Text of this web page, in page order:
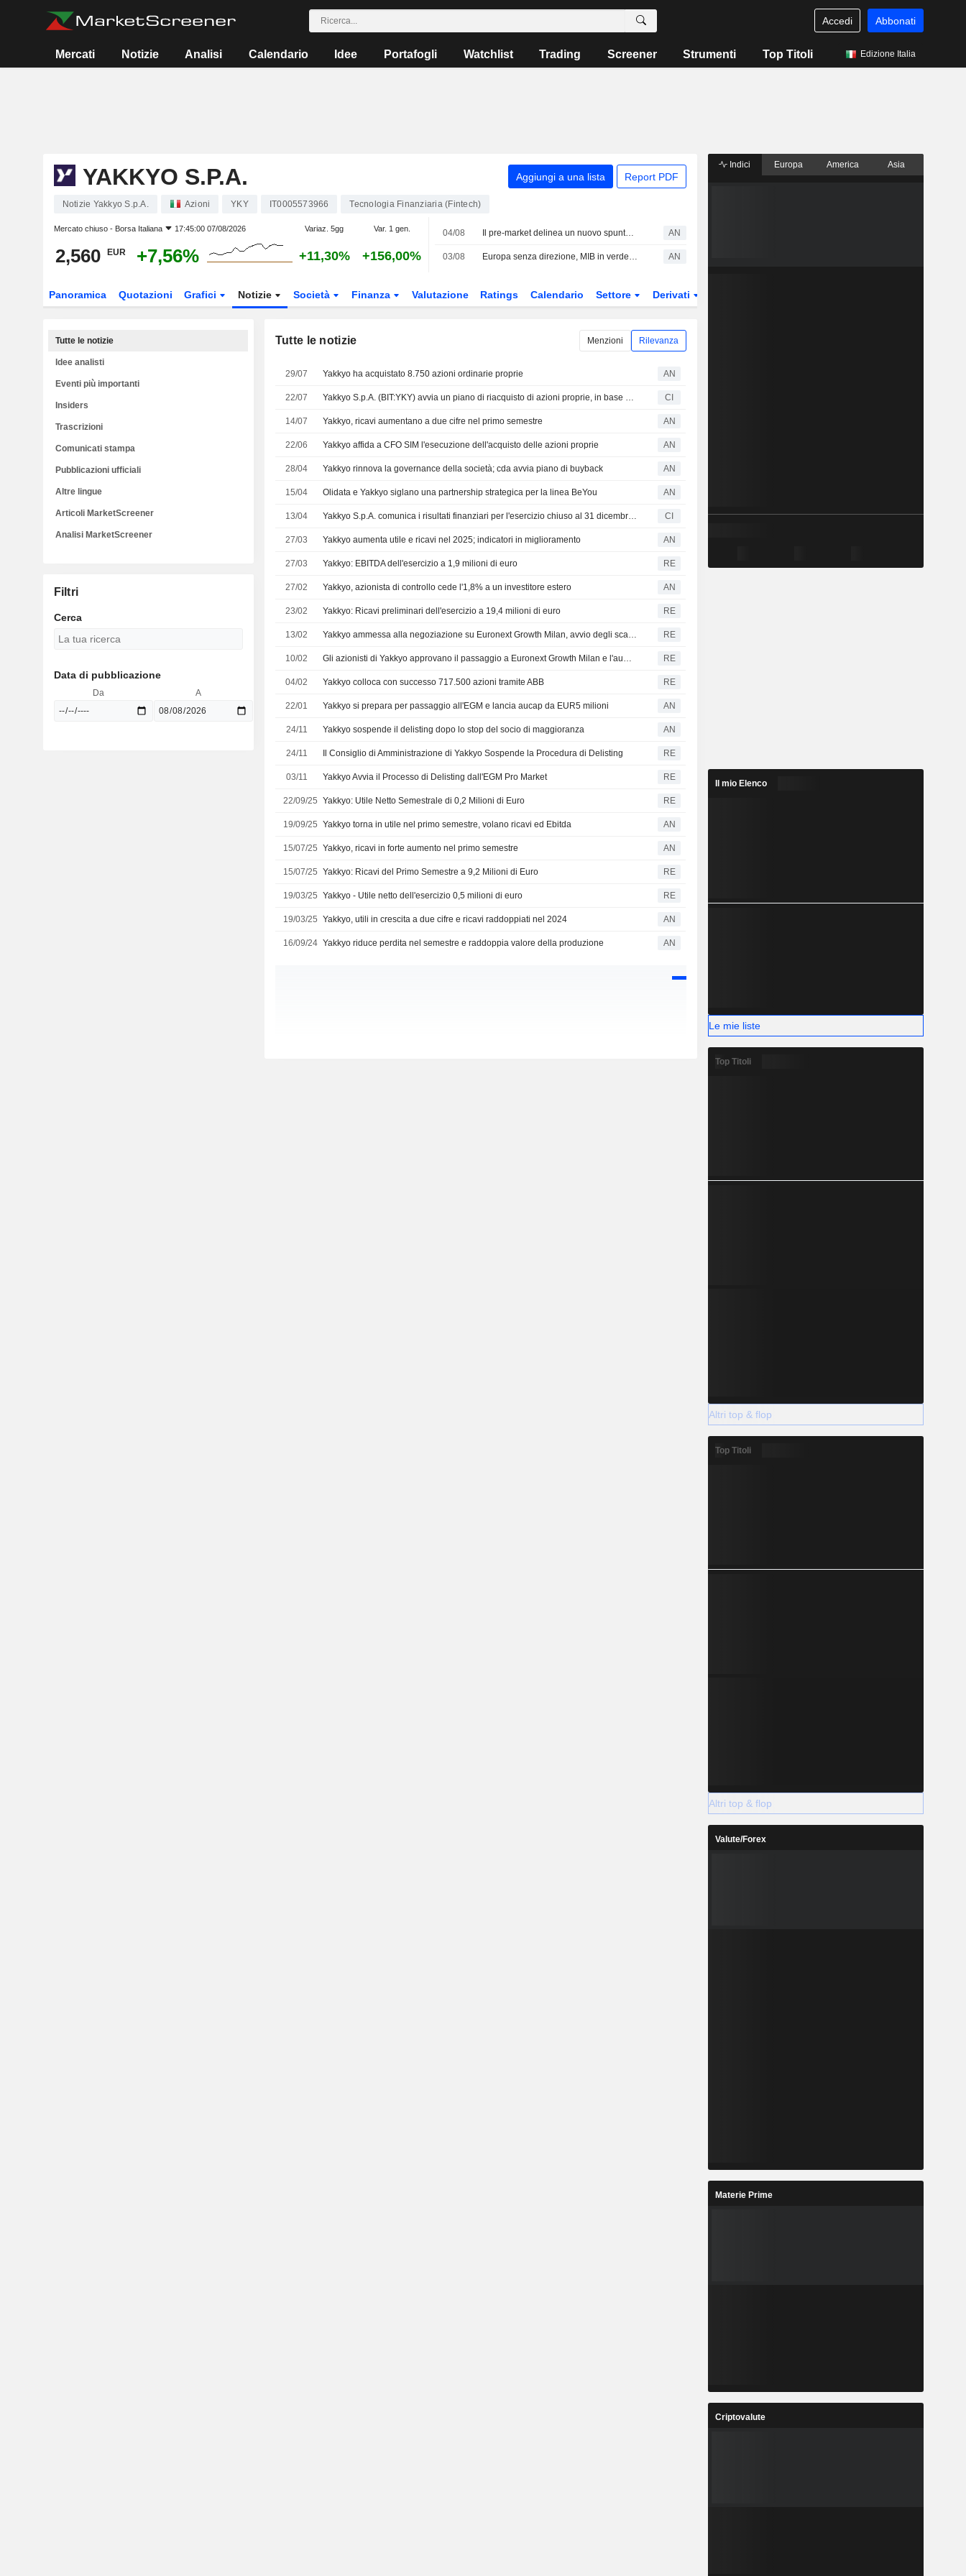
Accedi Abbonati
Mercati Notizie Analisi Calendario Idee Portafogli Watchlist Trading Screener Strumenti Top Titoli Edizione Italia
YAKKYO S.P.A. Aggiungi a una lista Report PDF
Notizie Yakkyo S.p.A. Azioni YKY IT0005573966 Tecnologia Finanziaria (Fintech)
Mercato chiuso - Borsa Italiana 17:45:00 07/08/2026 Variaz. 5gg Var. 1 gen.
2,560 EUR +7,56% +11,30% +156,00%
04/08 Il pre-market delinea un nuovo spunto rialzista AN
03/08 Europa senza direzione, MIB in verde con Cucinelli AN
Panoramica Quotazioni Grafici Notizie Società Finanza Valutazione Ratings Calendario Settore Derivati
Tutte le notizie Menzioni Rilevanza
29/07 Yakkyo ha acquistato 8.750 azioni ordinarie proprie AN
22/07 Yakkyo S.p.A. (BIT:YKY) avvia un piano di riacquisto di azioni proprie, in base all'autorizzazione approvata il 9 febbraio 2026. CI
14/07 Yakkyo, ricavi aumentano a due cifre nel primo semestre AN
22/06 Yakkyo affida a CFO SIM l'esecuzione dell'acquisto delle azioni proprie AN
28/04 Yakkyo rinnova la governance della società; cda avvia piano di buyback AN
15/04 Olidata e Yakkyo siglano una partnership strategica per la linea BeYou AN
13/04 Yakkyo S.p.A. comunica i risultati finanziari per l'esercizio chiuso al 31 dicembre 2025 CI
27/03 Yakkyo aumenta utile e ricavi nel 2025; indicatori in miglioramento AN
27/03 Yakkyo: EBITDA dell'esercizio a 1,9 milioni di euro RE
27/02 Yakkyo, azionista di controllo cede l'1,8% a un investitore estero AN
23/02 Yakkyo: Ricavi preliminari dell'esercizio a 19,4 milioni di euro RE
13/02 Yakkyo ammessa alla negoziazione su Euronext Growth Milan, avvio degli scambi il 13 febbraio RE
10/02 Gli azionisti di Yakkyo approvano il passaggio a Euronext Growth Milan e l'aumento di capitale fino a 5 milioni di euro RE
04/02 Yakkyo colloca con successo 717.500 azioni tramite ABB RE
22/01 Yakkyo si prepara per passaggio all'EGM e lancia aucap da EUR5 milioni AN
24/11 Yakkyo sospende il delisting dopo lo stop del socio di maggioranza AN
24/11 Il Consiglio di Amministrazione di Yakkyo Sospende la Procedura di Delisting RE
03/11 Yakkyo Avvia il Processo di Delisting dall'EGM Pro Market RE
22/09/25 Yakkyo: Utile Netto Semestrale di 0,2 Milioni di Euro RE
19/09/25 Yakkyo torna in utile nel primo semestre, volano ricavi ed Ebitda AN
15/07/25 Yakkyo, ricavi in forte aumento nel primo semestre AN
15/07/25 Yakkyo: Ricavi del Primo Semestre a 9,2 Milioni di Euro RE
19/03/25 Yakkyo - Utile netto dell'esercizio 0,5 milioni di euro RE
19/03/25 Yakkyo, utili in crescita a due cifre e ricavi raddoppiati nel 2024 AN
16/09/24 Yakkyo riduce perdita nel semestre e raddoppia valore della produzione AN
Tutte le notizie
Idee analisti
Eventi più importanti
Insiders
Trascrizioni
Comunicati stampa
Pubblicazioni ufficiali
Altre lingue
Articoli MarketScreener
Analisi MarketScreener
Filtri
Cerca
Data di pubblicazione
Da A
Indici Europa America Asia
Il mio Elenco
Le mie liste
Top Titoli
Altri top & flop
Top Titoli
Altri top & flop
Valute/Forex
Materie Prime
Criptovalute